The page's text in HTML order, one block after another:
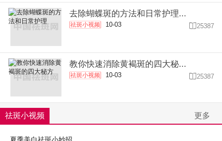
去除蝴蝶斑的方法和日常护理...
祛斑小视频 10-03 25387
教你快速消除黄褐斑的四大秘...
祛斑小视频 10-03  25387
祛斑小视频 更多